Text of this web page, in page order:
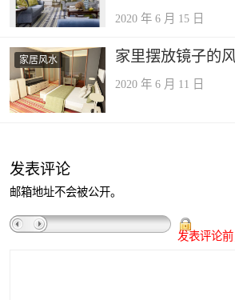
2020 年 6 月 15 日
家居风水 家里摆放镜子的
2020 年 6 月 11 日
发表评论
邮箱地址不会被公开。
发表评论